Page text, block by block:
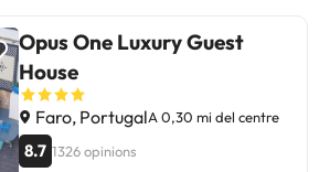
Opus One Luxury Guest
House
Faro, PortugalA 0,30 mi del centre
8.7 1326 opinions